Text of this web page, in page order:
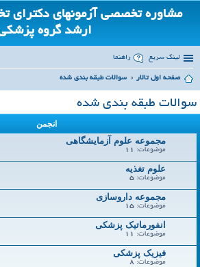
مشاوره تخصصی آزمونهای دکترای
ارشد گروه
لینک سریع راهنما
صفحه اول تالار سوالات طبقه بندی شده
سوالات طبقه بندی شده
انجمن
مجموعه علوم آزمایشگاهی
موضوعات: 11
علوم تغذیه
موضوعات: 5
مجموعه داروسازی
موضوعات: 15
انفورماتیک پزشکی
موضوعات: 11
فیزیک پزشکی
موضوعات: 8